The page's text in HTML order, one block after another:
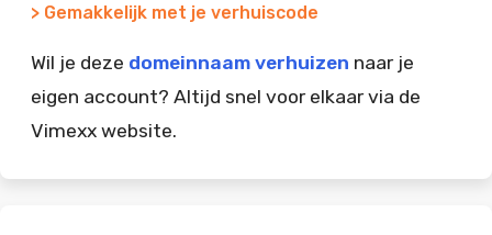
> Gemakkelijk met je verhuiscode
Wil je deze domeinnaam verhuizen naar je
eigen account? Altijd snel voor elkaar via de
Vimexx website.